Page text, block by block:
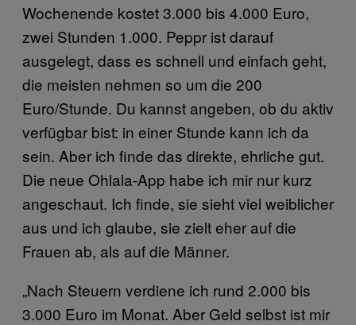
Wochenende kostet 3.000 bis 4.000 Euro,
zwei Stunden 1.000. Peppr ist darauf
ausgelegt, dass es schnell und einfach geht,
die meisten nehmen so um die 200
Euro/Stunde. Du kannst angeben, ob du aktiv
verfügbar bist: in einer Stunde kann ich da
sein. Aber ich finde das direkte, ehrliche gut.
Die neue Ohlala-App habe ich mir nur kurz
angeschaut. Ich finde, sie sieht viel weiblicher
aus und ich glaube, sie zielt eher auf die
Frauen ab, als auf die Männer.
„Nach Steuern verdiene ich rund 2.000 bis
3.000 Euro im Monat. Aber Geld selbst ist mir